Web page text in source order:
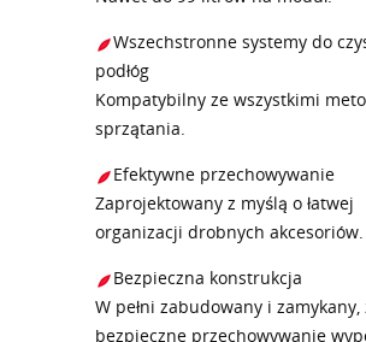
Wszechstronne systemy do
podłóg
Kompatybilny ze wszystkimi
sprzątania.
Efektywne przechowywanie
Zaprojektowany z myślą o łatwej
organizacji drobnych akcesoriów.
Bezpieczna konstrukcja
W pełni zabudowany i
bezpieczne przechowywanie